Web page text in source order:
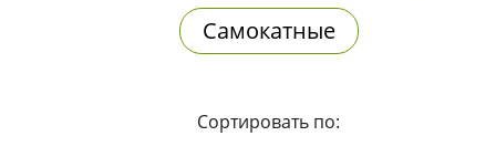
Самокатные
Сортировать по: